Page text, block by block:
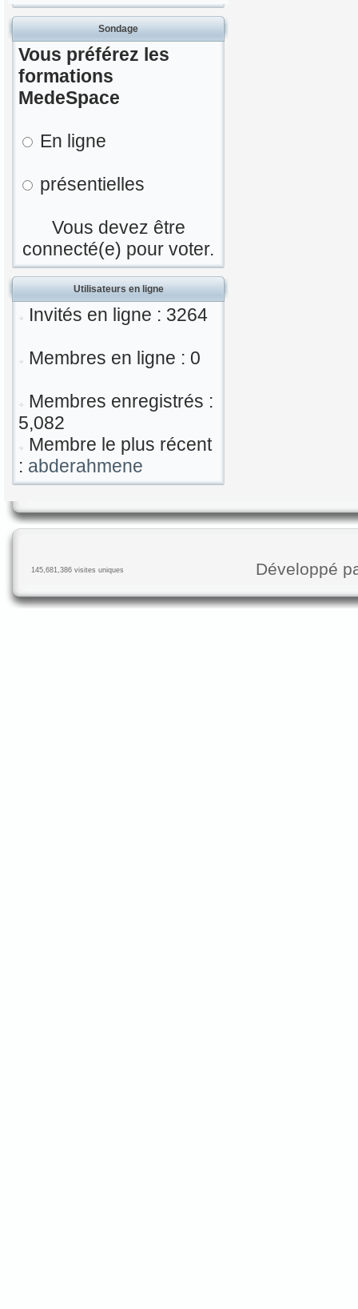
Sondage
Vous préférez les
formations
MedeSpace
En ligne
présentielles
Vous devez être
connecté(e) pour voter.
Utilisateurs en ligne
Invités en ligne : 3264
Membres en ligne : 0
Membres enregistrés :
5,082
Membre le plus récent
: abderahmene
145,681,386 visites uniques Développé